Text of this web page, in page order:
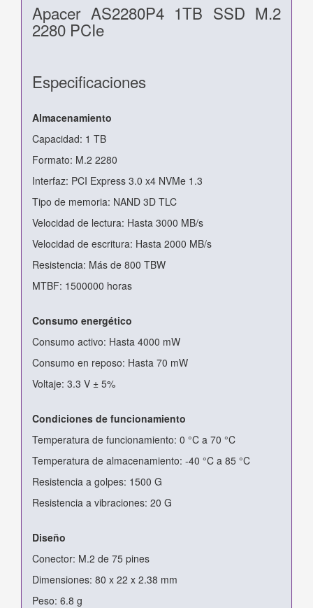
Apacer AS2280P4 1TB SSD M.2
2280 PCIe
Especificaciones
Almacenamiento
Capacidad: 1 TB
Formato: M.2 2280
Interfaz: PCI Express 3.0 x4 NVMe 1.3
Tipo de memoria: NAND 3D TLC
Velocidad de lectura: Hasta 3000 MB/s
Velocidad de escritura: Hasta 2000 MB/s
Resistencia: Más de 800 TBW
MTBF: 1500000 horas
Consumo energético
Consumo activo: Hasta 4000 mW
Consumo en reposo: Hasta 70 mW
Voltaje: 3.3 V ± 5%
Condiciones de funcionamiento
Temperatura de funcionamiento: 0 °C a 70 °C
Temperatura de almacenamiento: -40 °C a 85 °C
Resistencia a golpes: 1500 G
Resistencia a vibraciones: 20 G
Diseño
Conector: M.2 de 75 pines
Dimensiones: 80 x 22 x 2.38 mm
Peso: 6.8 g